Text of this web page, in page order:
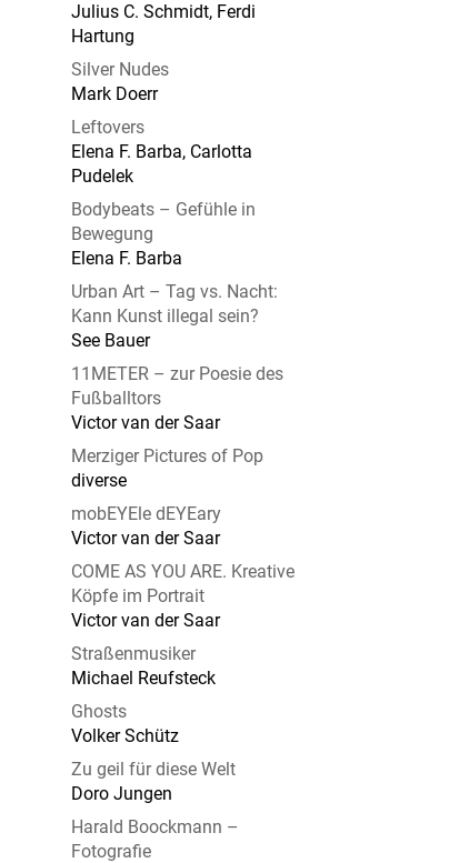
Julius C. Schmidt, Ferdi
Hartung
Silver Nudes
Mark Doerr
Leftovers
Elena F. Barba, Carlotta
Pudelek
Bodybeats – Gefühle in
Bewegung
Elena F. Barba
Urban Art – Tag vs. Nacht:
Kann Kunst illegal sein?
See Bauer
11METER – zur Poesie des
Fußballtors
Victor van der Saar
Merziger Pictures of Pop
diverse
mobEYEle dEYEary
Victor van der Saar
COME AS YOU ARE. Kreative
Köpfe im Portrait
Victor van der Saar
Straßenmusiker
Michael Reufsteck
Ghosts
Volker Schütz
Zu geil für diese Welt
Doro Jungen
Harald Boockmann –
Fotografie